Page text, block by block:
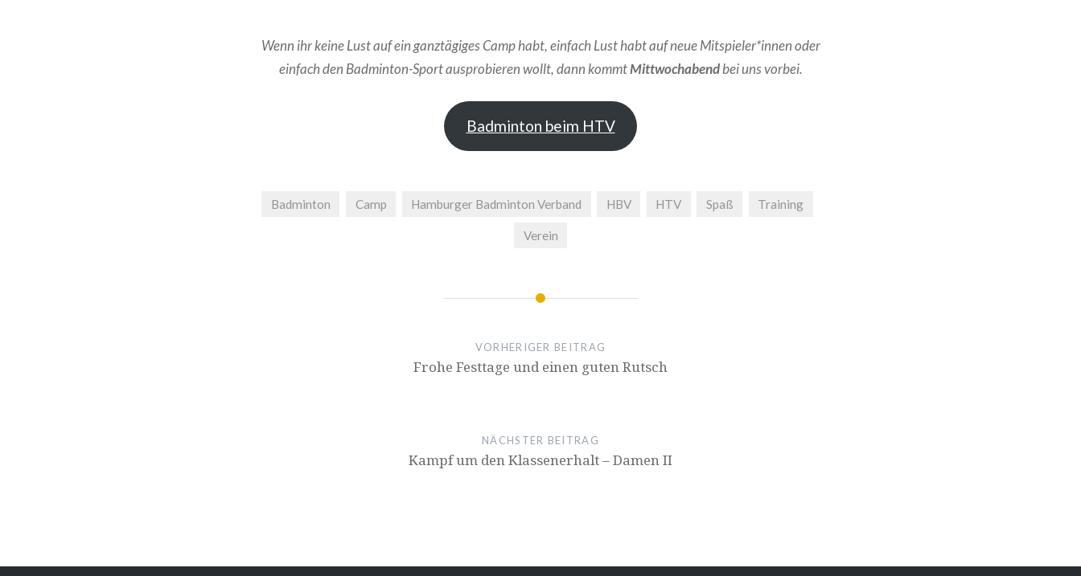
Wenn ihr keine Lust auf ein ganztägiges Camp habt, einfach Lust habt auf neue Mitspieler*innen oder
einfach den Badminton-Sport ausprobieren wollt, dann kommtMittwochabendbei uns vorbei.
Badminton beim HTV
Badminton Camp Hamburger Badminton Verband HBV HTV Spaß Training
Verein
VORHERIGER BEITRAG
Frohe Festtage und einen guten Rutsch
NÄCHSTER BEITRAG
Kampf um den Klassenerhalt – Damen II